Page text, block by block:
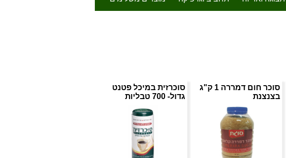
סוכר חום דמררה 1 ק"ג
בצנצנת
סוכרזית במיכל פטנט
גדול- 700 טבליות